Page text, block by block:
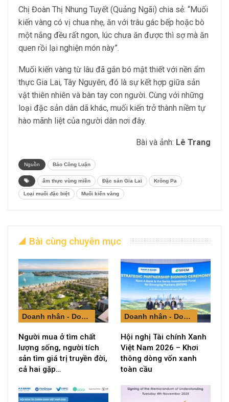
Chị Đoàn Thị Nhung Tuyết (Quảng Ngãi) chia sẻ: “Muối
kiến vàng có vị chua nhẹ, ăn với trâu gác bếp hoặc bò
một nắng đều rất ngon, lúc chưa ăn được thì sợ mà ăn
quen rồi lại nghiện món này”.
Muối kiến vàng từ lâu đã gắn bó mật thiết với nền ẩm
thực Gia Lai, Tây Nguyên, đó là sự kết hợp giữa sản
vật thiên nhiên và bàn tay con người. Cùng với những
loại đặc sản dân dã khác, muối kiến trở thành niềm tự
hào mãnh liệt của người dân nơi đây.
Bài và ảnh: Lê Trang
Nguồn Báo Công Luận
ẩm thực vùng miền Đặc sản Gia Lai Krông Pa
Loại muối đặc biệt Muối kiến vàng
Bài cùng chuyên mục
Doanh nhân - Doanh nghiệp
Người mua ở tìm chất
lượng sống, người tích
sản tìm giá trị truyền đời,
cả hai gặp…
Doanh nhân - Doanh nghiệp
Hội nghị Tài chính Xanh
Việt Nam 2026 – Khơi
thông dòng vốn xanh
toàn cầu